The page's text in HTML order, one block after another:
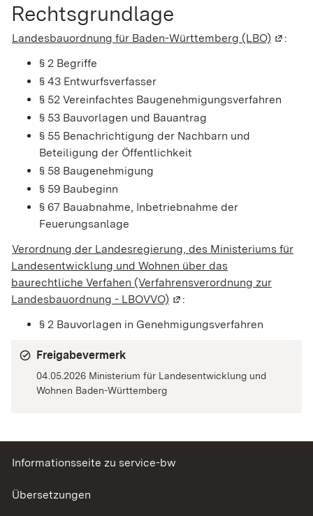
Rechtsgrundlage
Landesbauordnung für Baden-Württemberg (LBO) (Wird
:
§ 2 Begriffe
§ 43 Entwurfsverfasser
§ 52 Vereinfachtes Baugenehmigungsverfahren
§ 53 Bauvorlagen und Bauantrag
§ 55 Benachrichtigung der Nachbarn und
Beteiligung der Öffentlichkeit
§ 58 Baugenehmigung
§ 59 Baubeginn
§ 67 Bauabnahme, Inbetriebnahme der
Feuerungsanlage
Verordnung der Landesregierung, des Ministeriums für
Landesentwicklung und Wohnen über das
baurechtliche Verfahen (Verfahrensverordnung zur
Landesbauordnung - LBOVVO) (Wird in einem neuen
:
§ 2 Bauvorlagen in Genehmigungsverfahren
Freigabevermerk
04.05.2026 Ministerium für Landesentwicklung und
Wohnen Baden-Württemberg
Informationsseite zu service-bw
Übersetzungen